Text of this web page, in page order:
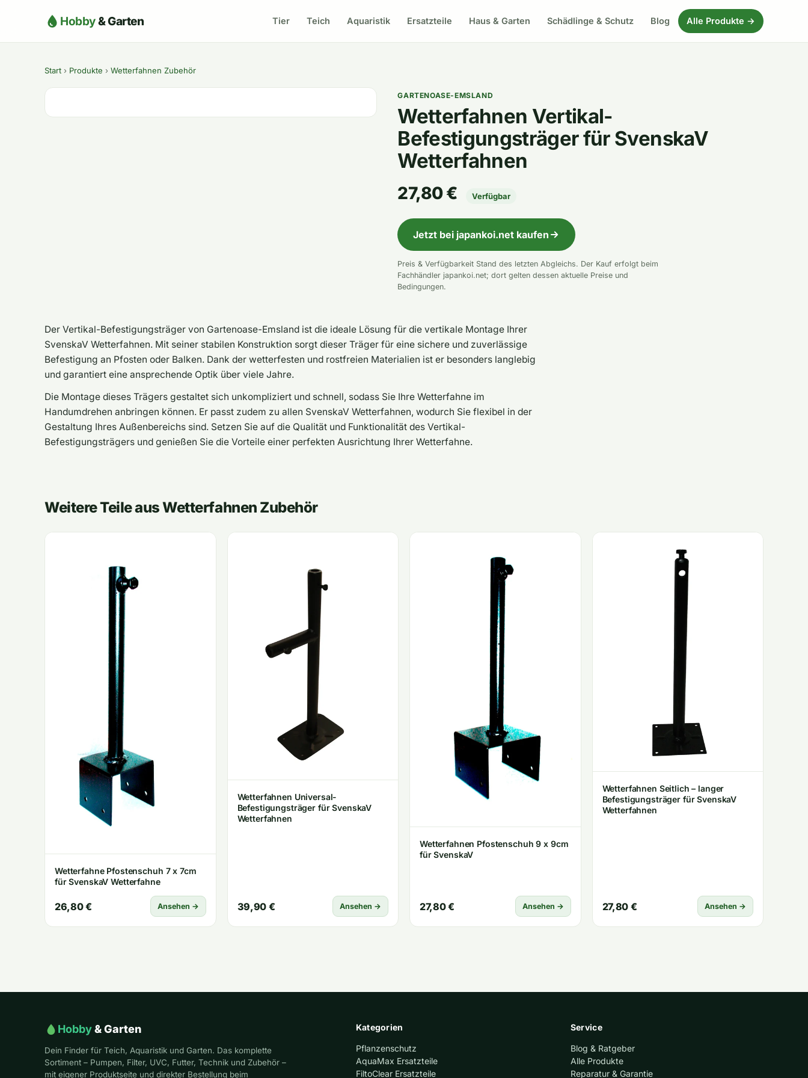
Hobby& Garten Tier Teich Aquaristik Ersatzteile Haus & Garten Schädlinge & Schutz Blog Alle Produkte →
Start › Produkte › Wetterfahnen Zubehör
GARTENOASE-EMSLAND
Wetterfahnen Vertikal-
Befestigungsträger für SvenskaV
Wetterfahnen
27,80 € Verfügbar
Jetzt bei japankoi.net kaufen
Preis & Verfügbarkeit Stand des letzten Abgleichs. Der Kauf erfolgt beim
Fachhändler japankoi.net; dort gelten dessen aktuelle Preise und
Bedingungen.
Der Vertikal-Befestigungsträger von Gartenoase-Emsland ist die ideale Lösung für die vertikale Montage Ihrer
SvenskaV Wetterfahnen. Mit seiner stabilen Konstruktion sorgt dieser Träger für eine sichere und zuverlässige
Befestigung an Pfosten oder Balken. Dank der wetterfesten und rostfreien Materialien ist er besonders langlebig
und garantiert eine ansprechende Optik über viele Jahre.
Die Montage dieses Trägers gestaltet sich unkompliziert und schnell, sodass Sie Ihre Wetterfahne im
Handumdrehen anbringen können. Er passt zudem zu allen SvenskaV Wetterfahnen, wodurch Sie flexibel in der
Gestaltung Ihres Außenbereichs sind. Setzen Sie auf die Qualität und Funktionalität des Vertikal-
Befestigungsträgers und genießen Sie die Vorteile einer perfekten Ausrichtung Ihrer Wetterfahne.
Weitere Teile aus Wetterfahnen Zubehör
Wetterfahne Pfostenschuh 7 x 7cm
für SvenskaV Wetterfahne
26,80 € Ansehen →
Wetterfahnen Universal-
Befestigungsträger für SvenskaV
Wetterfahnen
39,90 € Ansehen →
Wetterfahnen Pfostenschuh 9 x 9cm
für SvenskaV
27,80 € Ansehen →
Wetterfahnen Seitlich – langer
Befestigungsträger für SvenskaV
Wetterfahnen
27,80 € Ansehen →
Hobby& Garten
Dein Finder für Teich, Aquaristik und Garten. Das komplette
Sortiment – Pumpen, Filter, UVC, Futter, Technik und Zubehör –
mit eigener Produktseite und direkter Bestellung beim
Kategorien
Pflanzenschutz
AquaMax Ersatzteile
FiltoClear Ersatzteile
Service
Blog & Ratgeber
Alle Produkte
Reparatur & Garantie